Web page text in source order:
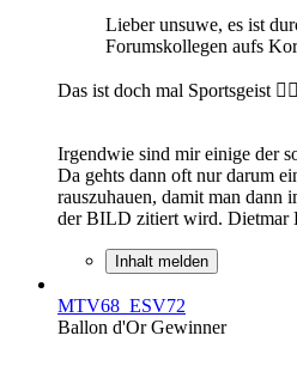
Lieber unsuwe, es ist
Forumskollegen aufs
Das ist doch mal Sportsgeist 👍🏼
Irgendwie sind mir einige der
Da gehts dann oft nur darum
rauszuhauen, damit man dann
der BILD zitiert wird. Dietmar
Inhalt melden
MTV68_ESV72
Ballon d'Or Gewinner